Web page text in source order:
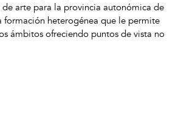
arte para la provincia autonómica de
formación heterogénea que le permite
ámbitos ofreciendo puntos de vista no